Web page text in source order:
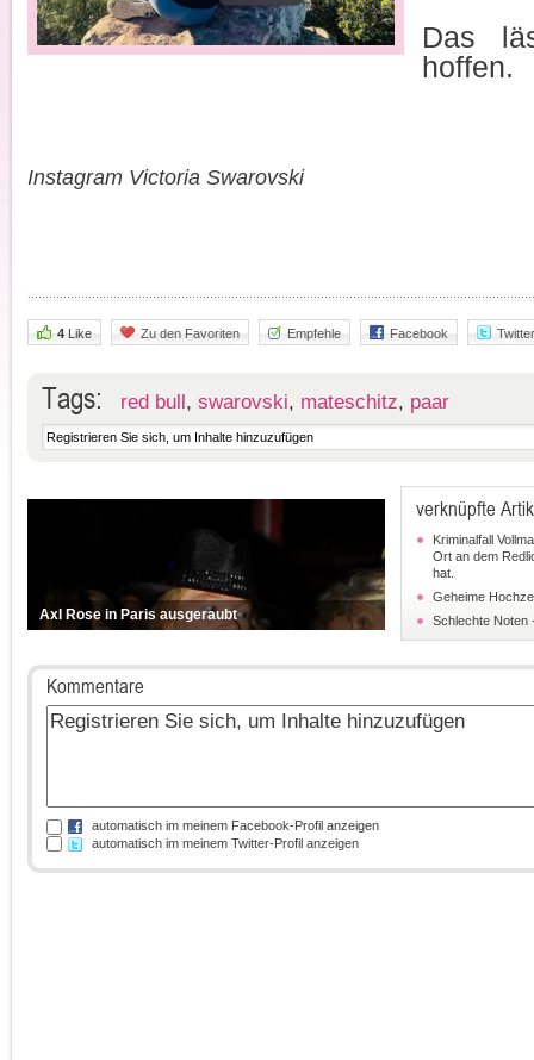
Das
hoffen.
Instagram Victoria Swarovski
4Like Zu den Favoriten Empfehle Facebook Twitter
Tags: red bull, swarovski, mateschitz, paar
Axl Rose in Paris ausgeraubt
verknüpfte
Kriminalfall
Ort an dem
hat.
Geheime
Schlechte Noten
Kommentare
automatisch im meinem Facebook-Profil anzeigen
automatisch im meinem Twitter-Profil anzeigen